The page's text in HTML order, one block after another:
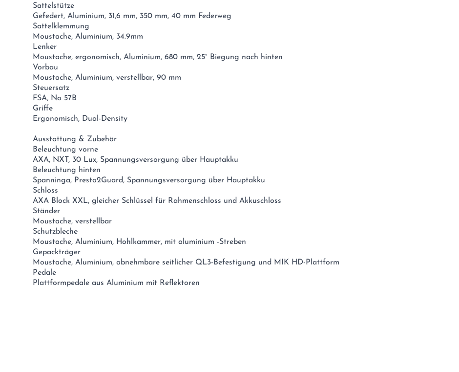
Sattelstütze
Gefedert, Aluminium, 31,6 mm, 350 mm, 40 mm Federweg
Sattelklemmung
Moustache, Aluminium, 34.9mm
Lenker
Moustache, ergonomisch, Aluminium, 680 mm, 25° Biegung nach hinten
Vorbau
Moustache, Aluminium, verstellbar, 90 mm
Steuersatz
FSA, No 57B
Griffe
Ergonomisch, Dual-Density
Ausstattung & Zubehör
Beleuchtung vorne
AXA, NXT, 30 Lux, Spannungsversorgung über Hauptakku
Beleuchtung hinten
Spanninga, Presto2Guard, Spannungsversorgung über Hauptakku
Schloss
AXA Block XXL, gleicher Schlüssel für Rahmenschloss und Akkuschloss
Ständer
Moustache, verstellbar
Schutzbleche
Moustache, Aluminium, Hohlkammer, mit aluminium -Streben
Gepackträger
Moustache, Aluminium, abnehmbare seitlicher QL3-Befestigung und MIK HD-Plattform
Pedale
Plattformpedale aus Aluminium mit Reflektoren